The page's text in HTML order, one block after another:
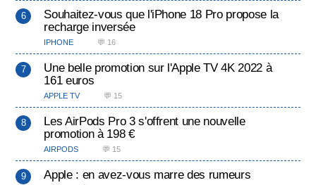
Souhaitez-vous que l'iPhone 18 Pro propose la
recharge inversée
IPHONE 💬 16
Une belle promotion sur l'Apple TV 4K 2022 à
161 euros
APPLE TV 💬 15
Les AirPods Pro 3 s'offrent une nouvelle
promotion à 198 €
AIRPODS 💬 15
Apple : en avez-vous marre des rumeurs